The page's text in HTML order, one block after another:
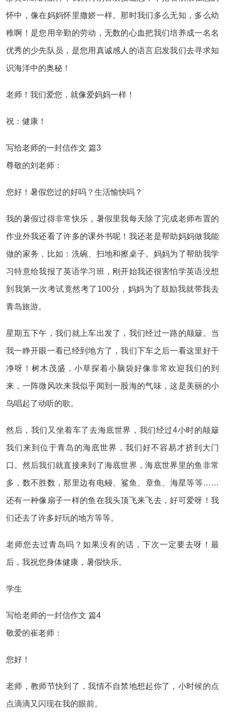
怀中，像在妈妈怀里撒娇一样。那时我们多么无知，多么幼
稚啊！是您用辛勤的劳动，无数的心血把我们培养成一名名
优秀的少先队员，是您用真诚感人的语言启发我们去寻求知
识海洋中的奥秘！
老师！我们爱您，就像爱妈妈一样！
祝：健康！
写给老师的一封信作文 篇3
尊敬的刘老师：
您好！暑假您过的好吗？生活愉快吗？
我的暑假过得非常快乐，暑假里我每天除了完成老师布置的
作业外我还看了许多的课外书呢！我还老是帮助妈妈做我能
做的家务，比如：洗碗、扫地和擦桌子。妈妈为了帮助我学
习特意给我报了英语学习班，刚开始我还很害怕学英语没想
到我第一次考试竟然考了100分，妈妈为了鼓励我就带我去
青岛旅游。
星期五下午，我们就上车出发了，我们经过一路的颠簸。当
我一睁开眼一看已经到地方了，我们下车之后一看这里好干
净呀！树木茂盛，小草探着小脑袋好像非常欢迎我们的到
来，一阵微风吹来我似乎闻到一股海的气味，这是美丽的小
鸟唱起了动听的歌。
然后，我们又坐着车了去海底世界，我们经过4小时的颠簸
我们来到位于青岛的海底世界，我们好不容易才挤到大门
口。然后我们就直接来到了海底世界，海底世界里的鱼非常
多，数不胜数，那里边有电鳗、鲨鱼、章鱼、海星等等……
还有一种像扇子一样的鱼在我头顶飞来飞去，好可爱呀！我
们还去了许多好玩的地方等等。
老师您去过青岛吗？如果没有的话，下次一定要去呀！最
后，我祝您身体健康，暑假快乐。
学生
写给老师的一封信作文 篇4
敬爱的崔老师：
您好！
老师，教师节快到了，我情不自禁地想起你了，小时候的点
点滴滴又闪现在我的眼前。